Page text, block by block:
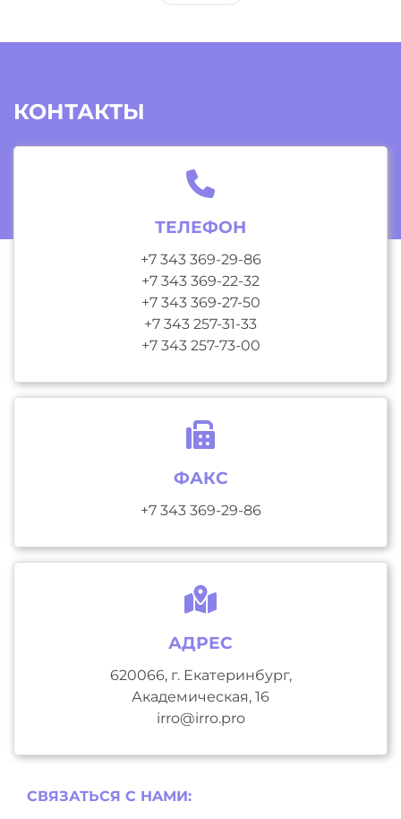
КОНТАКТЫ
ТЕЛЕФОН
+7 343 369-29-86
+7 343 369-22-32
+7 343 369-27-50
+7 343 257-31-33
+7 343 257-73-00
ФАКС
+7 343 369-29-86
АДРЕС
620066, г. Екатеринбург,
Академическая, 16
irro@irro.pro
СВЯЗАТЬСЯ С НAМИ: